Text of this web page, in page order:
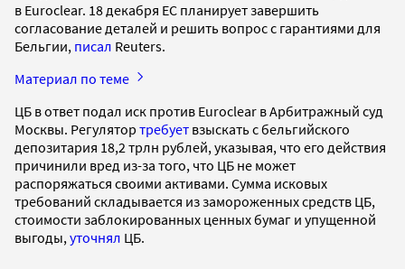
в Euroclear. 18 декабря ЕС планирует завершить
согласование деталей и решить вопрос с гарантиями для
Бельгии, писал Reuters.
Материал по теме
ЦБ в ответ подал иск против Euroclear в Арбитражный суд
Москвы. Регулятор требует взыскать с бельгийского
депозитария 18,2 трлн рублей, указывая, что его действия
причинили вред из-за того, что ЦБ не может
распоряжаться своими активами. Сумма исковых
требований складывается из замороженных средств ЦБ,
стоимости заблокированных ценных бумаг и упущенной
выгоды, уточнял ЦБ.